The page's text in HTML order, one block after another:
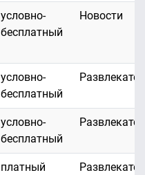
условно-
бесплатный
Новости
условно-
бесплатный
условно-
бесплатный
платный